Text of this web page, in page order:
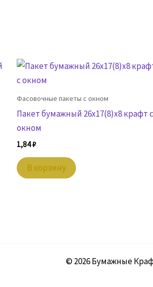
Фасовочные пакеты с окном
Пакет бумажный 26х17(8)х8 крафт с
окном
1,84₽
В корзину
© 2026 Бумажные